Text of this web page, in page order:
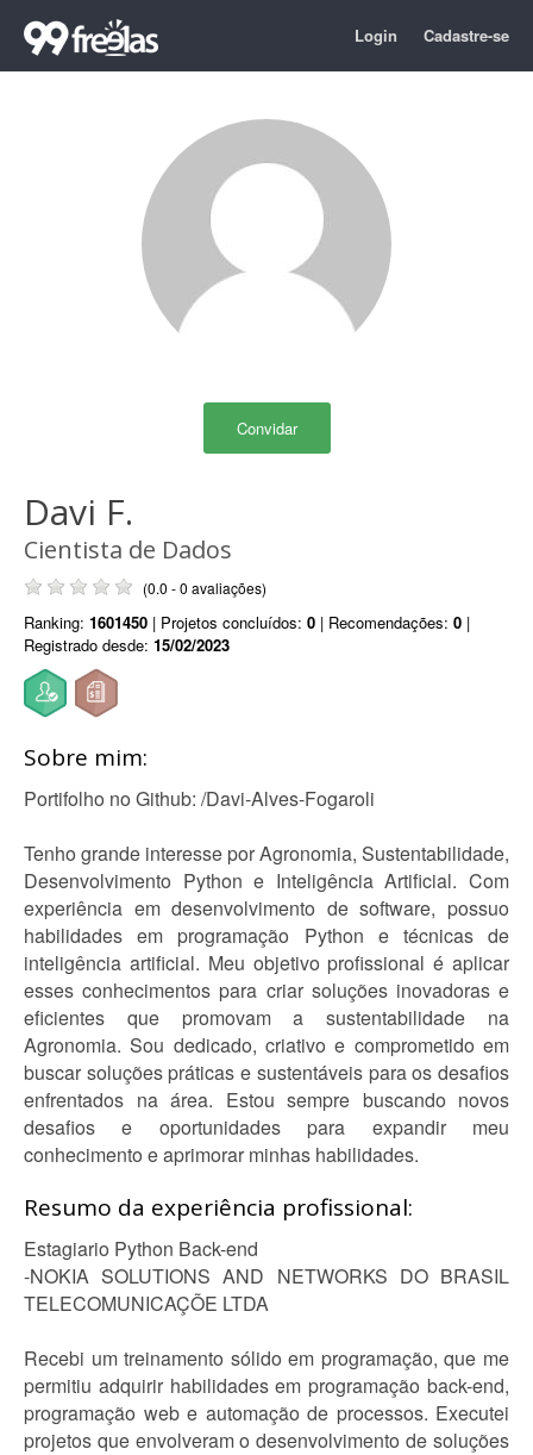
Login Cadastre-se
Convidar
Davi F.
Cientista de Dados
(0.0 - 0 avaliações)
Ranking: 1601450 | Projetos concluídos: 0 | Recomendações: 0 |
Registrado desde: 15/02/2023
Sobre mim:
Portifolho no Github: /Davi-Alves-Fogaroli
Tenho grande interesse por Agronomia, Sustentabilidade,
Desenvolvimento Python e Inteligência Artificial. Com
experiência em desenvolvimento de software, possuo
habilidades em programação Python e técnicas de
inteligência artificial. Meu objetivo profissional é aplicar
esses conhecimentos para criar soluções inovadoras e
eficientes que promovam a sustentabilidade na
Agronomia. Sou dedicado, criativo e comprometido em
buscar soluções práticas e sustentáveis para os desafios
enfrentados na área. Estou sempre buscando novos
desafios e oportunidades para expandir meu
conhecimento e aprimorar minhas habilidades.
Resumo da experiência profissional:
Estagiario Python Back-end
-NOKIA SOLUTIONS AND NETWORKS DO BRASIL
TELECOMUNICAÇÕE LTDA
Recebi um treinamento sólido em programação, que me
permitiu adquirir habilidades em programação back-end,
programação web e automação de processos. Executei
projetos que envolveram o desenvolvimento de soluções